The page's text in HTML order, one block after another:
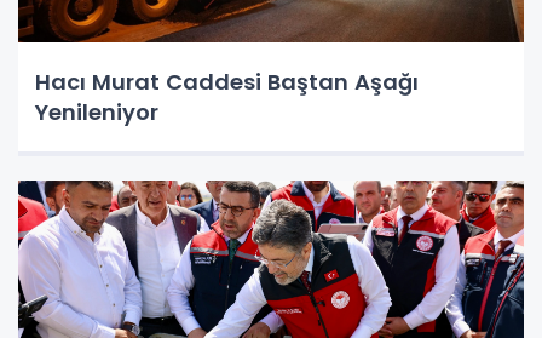
Hacı Murat Caddesi Baştan Aşağı
Yenileniyor